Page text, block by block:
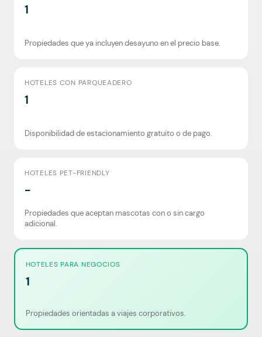
1
Propiedades que ya incluyen desayuno en el precio base.
HOTELES CON PARQUEADERO
1
Disponibilidad de estacionamiento gratuito o de pago.
HOTELES PET-FRIENDLY
-
Propiedades que aceptan mascotas con o sin cargo
adicional.
HOTELES PARA NEGOCIOS
1
Propiedades orientadas a viajes corporativos.